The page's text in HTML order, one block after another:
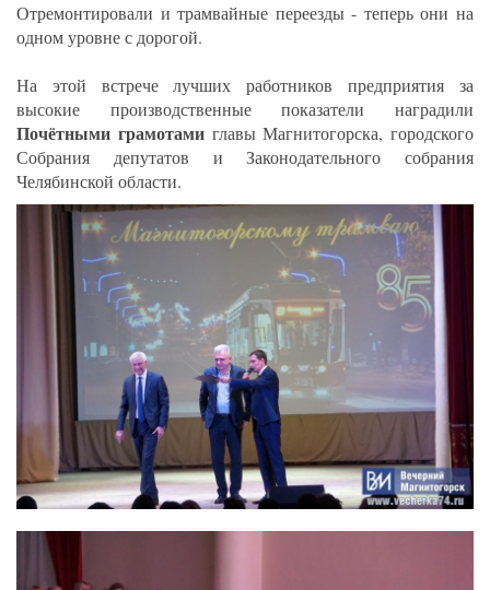
Отремонтировали и трамвайные переезды - теперь они на
одном уровне с дорогой.
На этой встрече лучших работников предприятия за
высокие производственные показатели наградили
Почётными грамотамиглавы Магнитогорска, городского
Собрания депутатов и Законодательного собрания
Челябинской области.